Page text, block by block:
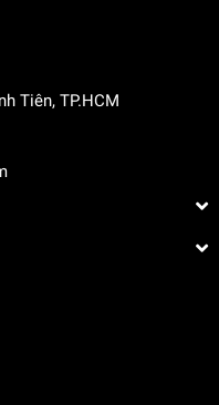
Tiên, TP.HCM